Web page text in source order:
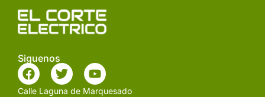
Siguenos
Calle Laguna de Marquesado